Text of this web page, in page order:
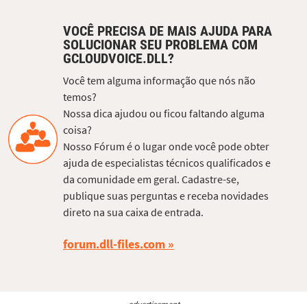
VOCÊ PRECISA DE MAIS AJUDA PARA
SOLUCIONAR SEU PROBLEMA COM
GCLOUDVOICE.DLL?
Você tem alguma informação que nós não
temos?
Nossa dica ajudou ou ficou faltando alguma
coisa?
Nosso Fórum é o lugar onde você pode obter
ajuda de especialistas técnicos qualificados e
da comunidade em geral. Cadastre-se,
publique suas perguntas e receba novidades
direto na sua caixa de entrada.
forum.dll-files.com